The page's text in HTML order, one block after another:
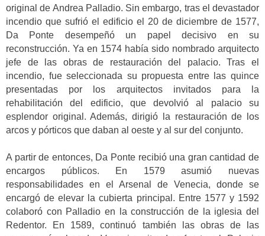
original de Andrea Palladio. Sin embargo, tras el devastador
incendio que sufrió el edificio el 20 de diciembre de 1577,
Da Ponte desempeñó un papel decisivo en su
reconstrucción. Ya en 1574 había sido nombrado arquitecto
jefe de las obras de restauración del palacio. Tras el
incendio, fue seleccionada su propuesta entre las quince
presentadas por los arquitectos invitados para la
rehabilitación del edificio, que devolvió al palacio su
esplendor original. Además, dirigió la restauración de los
arcos y pórticos que daban al oeste y al sur del conjunto.
A partir de entonces, Da Ponte recibió una gran cantidad de
encargos públicos. En 1579 asumió nuevas
responsabilidades en el Arsenal de Venecia, donde se
encargó de elevar la cubierta principal. Entre 1577 y 1592
colaboró con Palladio en la construcción de la iglesia del
Redentor. En 1589, continuó también las obras de las